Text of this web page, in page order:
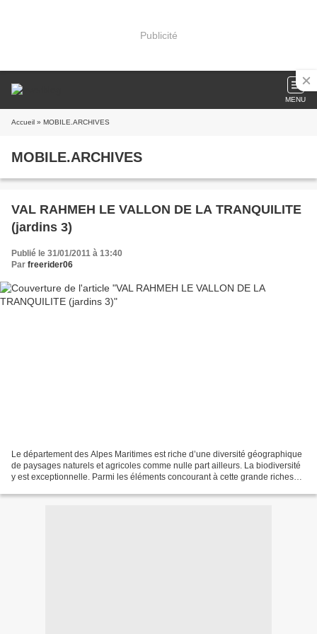
Publicité
MENU
Accueil » MOBILE.ARCHIVES
MOBILE.ARCHIVES
VAL RAHMEH LE VALLON DE LA TRANQUILITE
(jardins 3)
Publié le 31/01/2011 à 13:40
Par freerider06
Le département des Alpes Maritimes est riche d’une diversité géographique
de paysages naturels et agricoles comme nulle part ailleurs. La biodiversité
y est exceptionnelle. Parmi les éléments concourant à cette grande richesse